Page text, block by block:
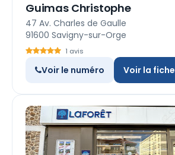
Guimas Christophe
47 Av. Charles de Gaulle
91600 Savigny-sur-Orge
1 avis
Voir le numéro Voir la fiche